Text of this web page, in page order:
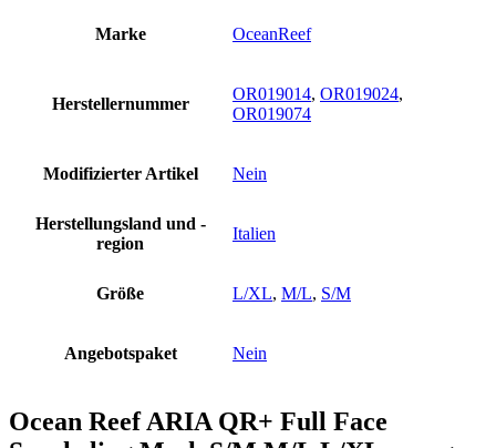
Marke OceanReef
Herstellernummer
OR019014, OR019024,
OR019074
Modifizierter Artikel Nein
Herstellungsland und -
region
Italien
Größe L/XL, M/L, S/M
Angebotspaket Nein
Ocean Reef ARIA QR+ Full Face